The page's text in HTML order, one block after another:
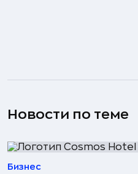
Новости по теме
Бизнес